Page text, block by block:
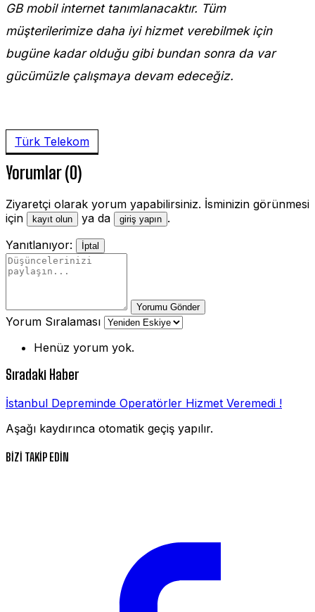
GB mobil internet tanımlanacaktır. Tüm
müşterilerimize daha iyi hizmet verebilmek için
bugüne kadar olduğu gibi bundan sonra da var
gücümüzle çalışmaya devam edeceğiz.
Türk Telekom
Yorumlar (0)
Ziyaretçi olarak yorum yapabilirsiniz. İsminizin görünmesi
için
kayıt olun ya da giriş yapın .
Yanıtlanıyor:
İptal
Yorumu Gönder
Yorum Sıralaması
Henüz yorum yok.
Sıradaki Haber
İstanbul Depreminde Operatörler Hizmet Veremedi !
Aşağı kaydırınca otomatik geçiş yapılır.
BİZİ TAKİP EDİN